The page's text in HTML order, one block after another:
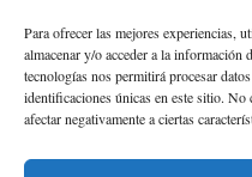
Para ofrecer las mejores experiencias,
almacenar y/o acceder a la
tecnologías nos permitirá procesar
identificaciones únicas en este sitio.
afectar negativamente a ciertas